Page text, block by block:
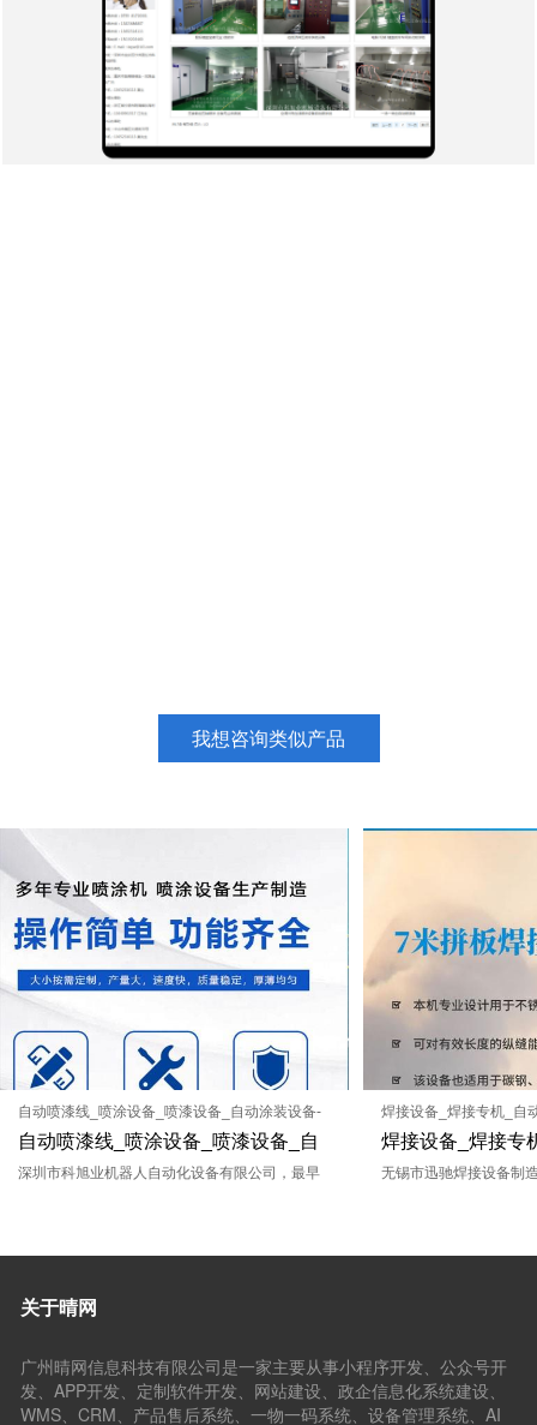
我想咨询类似产品
自动喷漆线_喷涂设备_喷漆设备_自动涂装设备-
深圳市科旭业机器人自动化设备有限公司官网
自动喷漆线_喷涂设备_喷漆设备_自
动涂装设备-深圳市科旭业机器人自
深圳市科旭业机器人自动化设备有限公司，最早
计、生产、销售及24小时售后服务于一体的，专
设计制造经验，且拥有一批专业的涂装工程设计
涂装设备生产制造企业.
焊接设备_焊接专机_自
焊接设备制造有限公司
焊接设备_焊接专
无锡市迅驰焊接
无锡市迅驰焊接设备制
面有着丰富的实践经验
善的服务！”的宗旨，
率赢得了客户的信任。
关于晴网
广州晴网信息科技有限公司是一家主要从事小程序开发、公众号开
发、APP开发、定制软件开发、网站建设、政企信息化系统建设、
WMS、CRM、产品售后系统、一物一码系统、设备管理系统、AI